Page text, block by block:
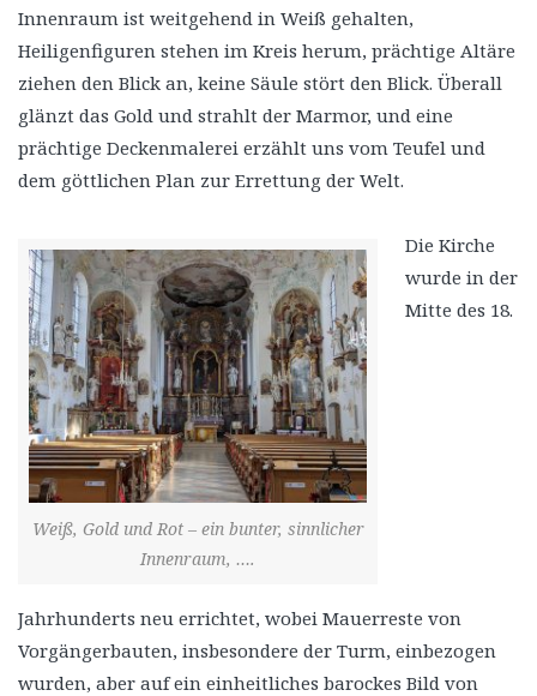
Innenraum ist weitgehend in Weiß gehalten,
Heiligenfiguren stehen im Kreis herum, prächtige Altäre
ziehen den Blick an, keine Säule stört den Blick. Überall
glänzt das Gold und strahlt der Marmor, und eine
prächtige Deckenmalerei erzählt uns vom Teufel und
dem göttlichen Plan zur Errettung der Welt.
Weiß, Gold und Rot – ein bunter, sinnlicher
Innenraum, ….
Die Kirche
wurde in der
Mitte des 18.
Jahrhunderts neu errichtet, wobei Mauerreste von
Vorgängerbauten, insbesondere der Turm, einbezogen
wurden, aber auf ein einheitliches barockes Bild von